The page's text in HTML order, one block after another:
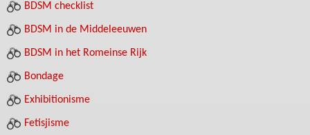
BDSM checklist
BDSM in de Middeleeuwen
BDSM in het Romeinse Rijk
Bondage
Exhibitionisme
Fetisjisme